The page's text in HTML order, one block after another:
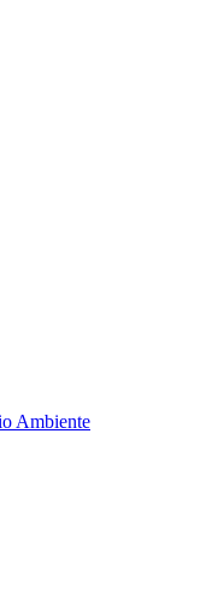
Ambiente